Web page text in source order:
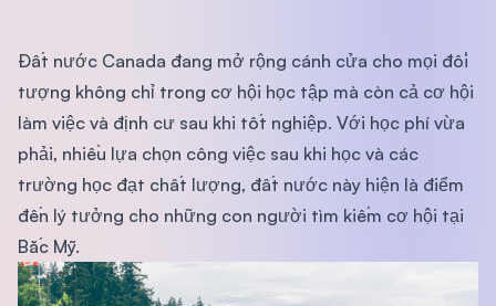
Đất nước Canada đang mở rộng cánh cửa cho mọi đối
tượng không chỉ trong cơ hội học tập mà còn cả cơ hội
làm việc và định cư sau khi tốt nghiệp. Với học phí vừa
phải, nhiều lựa chọn công việc sau khi học và các
trường học đạt chất lượng, đất nước này hiện là điểm
đến lý tưởng cho những con người tìm kiếm cơ hội tại
Bắc Mỹ.